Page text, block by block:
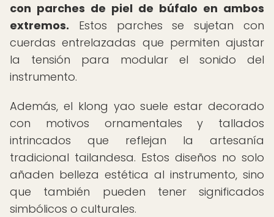
con parches de piel de búfalo en ambos
extremos. Estos parches se sujetan con
cuerdas entrelazadas que permiten ajustar
la tensión para modular el sonido del
instrumento.
Además, el klong yao suele estar decorado
con motivos ornamentales y tallados
intrincados que reflejan la artesanía
tradicional tailandesa. Estos diseños no solo
añaden belleza estética al instrumento, sino
que también pueden tener significados
simbólicos o culturales.